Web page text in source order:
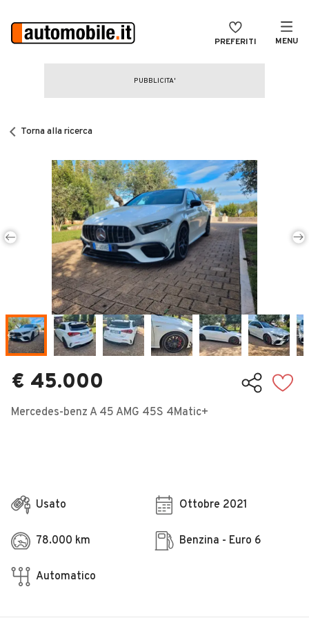
PREFERITI MENU
CERCA
Auto Nuove
Noleggio a lungo termine
Auto d'epoca
Moto
Camper
Veicoli Commerciali
Concessionari
Torna alla ricerca
€ 45.000
Mercedes-benz A 45 AMG 45S 4Matic+
Usato Ottobre 2021
78.000 km Benzina - Euro 6
Automatico